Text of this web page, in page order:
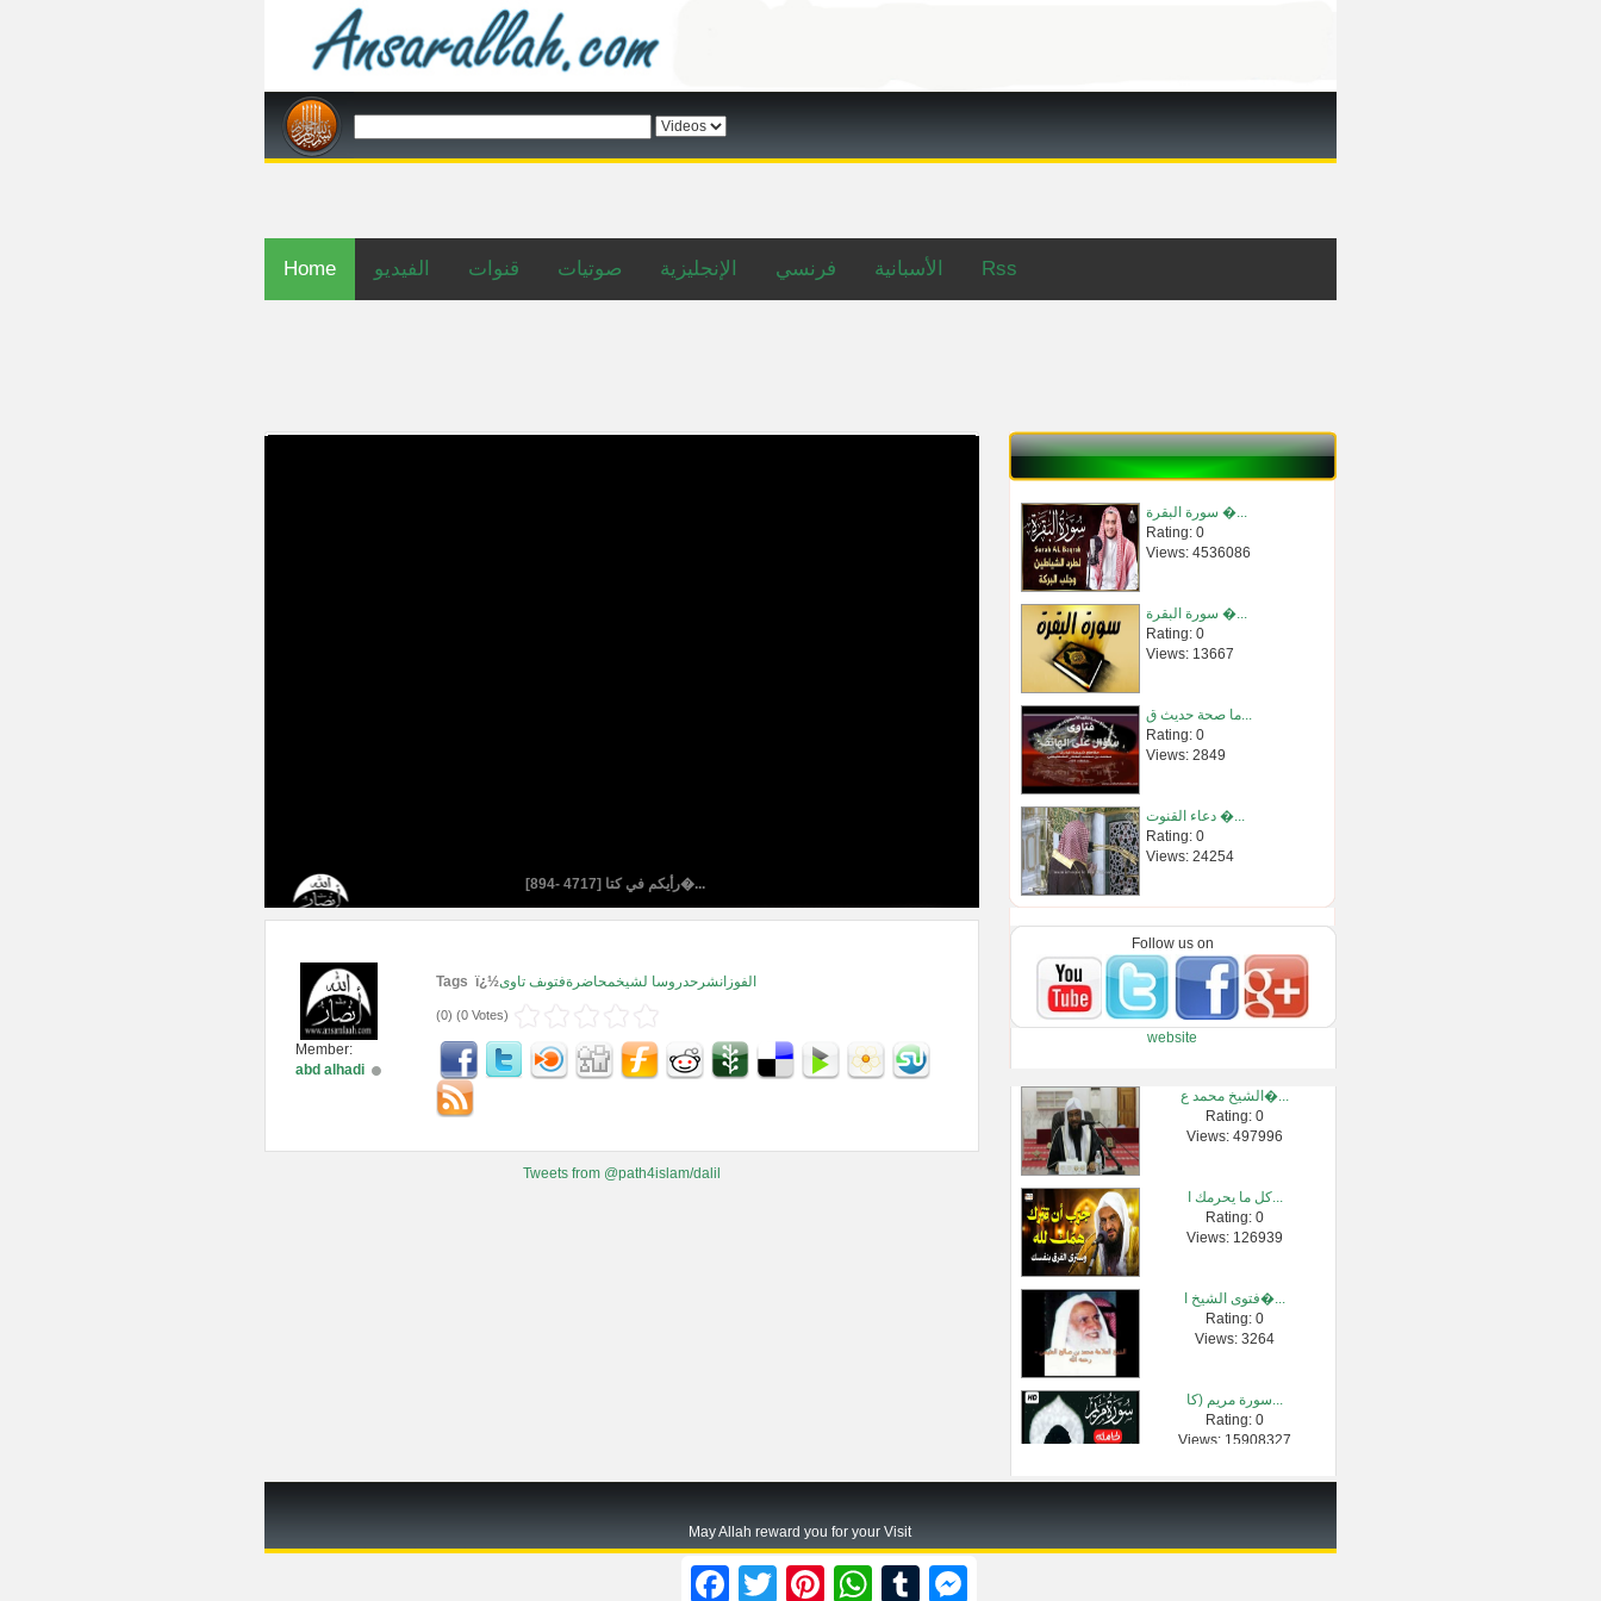
Home الفيديو قنوات صوتيات الإنجليزية فرنسي الأسبانية Rss
[894- 4717] رأيكم في كتا�...
Member:
abd alhadi
Tags ï¿½الفوزانشرحدروسا لشيخمحاضرةفتوىف تاوى
(0) (0 Votes)
Tweets from @path4islam/dalil
سورة البقرة �...
Rating: 0
Views: 4536086
سورة البقرة �...
Rating: 0
Views: 13667
ما صحة حديث ق...
Rating: 0
Views: 2849
دعاء القنوت �...
Rating: 0
Views: 24254
Rating: 0
Views: 2973
خطبة الجمعة �...
Rating: 0
كيفية غسل ال�...
Rating: 0
هل يصح صيام ي...
Rating: 0
دُرر الفوائد...
Rating: 0
فتوى الشيخ أ�...
Rating: 0
Follow us on
website
الشيخ محمد ع�...
Rating: 0
Views: 497996
كل ما يحرمك ا...
Rating: 0
Views: 126939
فتوى الشيخ ا�...
Rating: 0
Views: 3264
سورة مريم (كا...
Rating: 0
Views: 15908327
May Allah reward you for your Visit
FacebookTwitter Pinterest WhatsAppTumblr